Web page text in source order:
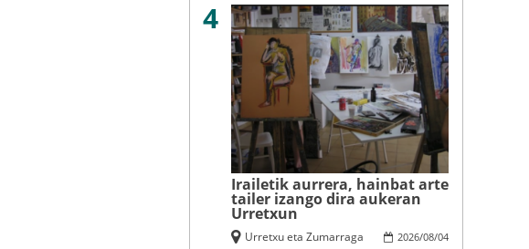
4
Irailetik aurrera, hainbat arte
tailer izango dira aukeran
Urretxun
2026/08/04
Urretxu eta Zumarraga